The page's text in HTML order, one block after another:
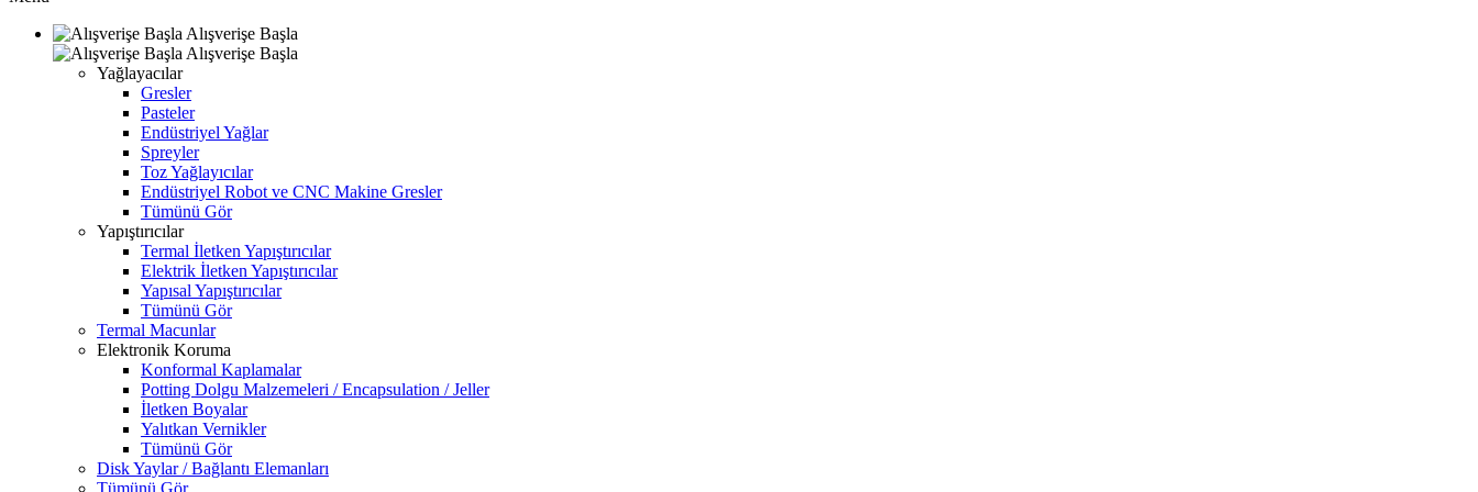
Alışverişe Başla
Alışverişe Başla
Yağlayacılar
Gresler
Pasteler
Endüstriyel Yağlar
Spreyler
Toz Yağlayıcılar
Endüstriyel Robot ve CNC Makine Gresler
Tümünü Gör
Yapıştırıcılar
Termal İletken Yapıştırıcılar
Elektrik İletken Yapıştırıcılar
Yapısal Yapıştırıcılar
Tümünü Gör
Termal Macunlar
Elektronik Koruma
Konformal Kaplamalar
Potting Dolgu Malzemeleri / Encapsulation / Jeller
İletken Boyalar
Yalıtkan Vernikler
Tümünü Gör
Disk Yaylar / Bağlantı Elemanları
Tümünü Gör